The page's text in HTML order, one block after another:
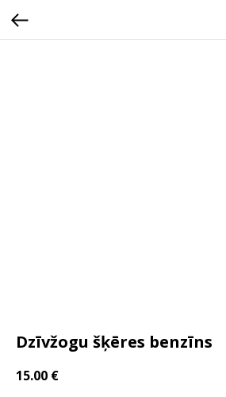
Dzīvžogu šķēres benzīns
15.00 €